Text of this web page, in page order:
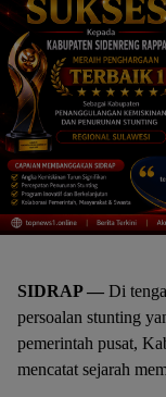
SIDRAP — Di
persoalan stunting
pemerintah pusat,
mencatat sejarah